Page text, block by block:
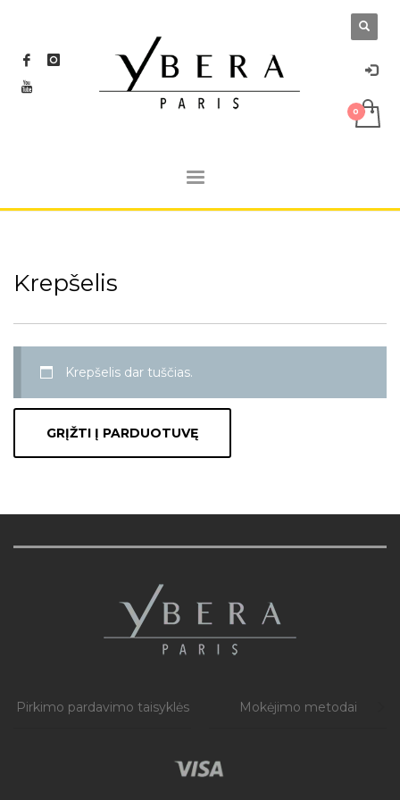
Krepšelis
Krepšelis dar tuščias.
GRĮŽTI Į PARDUOTUVĘ
Pirkimo pardavimo taisyklės Mokėjimo metodai